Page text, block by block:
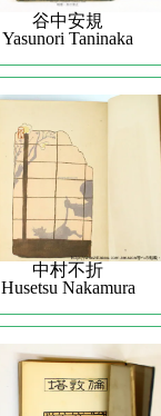
谷中安規
Yasunori Taninaka
中村不折
Husetsu Nakamura